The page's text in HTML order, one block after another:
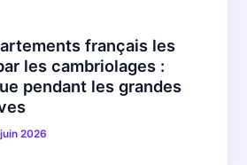
français les
les cambriolages :
pendant les grandes
2026